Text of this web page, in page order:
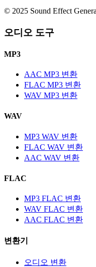
© 2025 Sound Effect
오디오 도구
MP3
AAC MP3 변환
FLAC MP3 변환
WAV MP3 변환
WAV
MP3 WAV 변환
FLAC WAV 변환
AAC WAV 변환
FLAC
MP3 FLAC 변환
WAV FLAC 변환
AAC FLAC 변환
변환기
오디오 변환